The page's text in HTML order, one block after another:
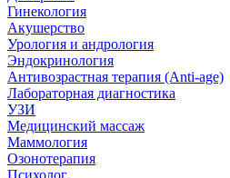
Гинекология
Акушерство
Урология и андрология
Эндокринология
Антивозрастная терапия (Anti-age)
Лабораторная диагностика
УЗИ
Медицинский массаж
Маммология
Озонотерапия
Психолог